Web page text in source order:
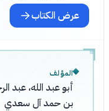
عرض الكتاب
المؤلف
أبو عبد الله، عبد
بن حمد آل سعدي